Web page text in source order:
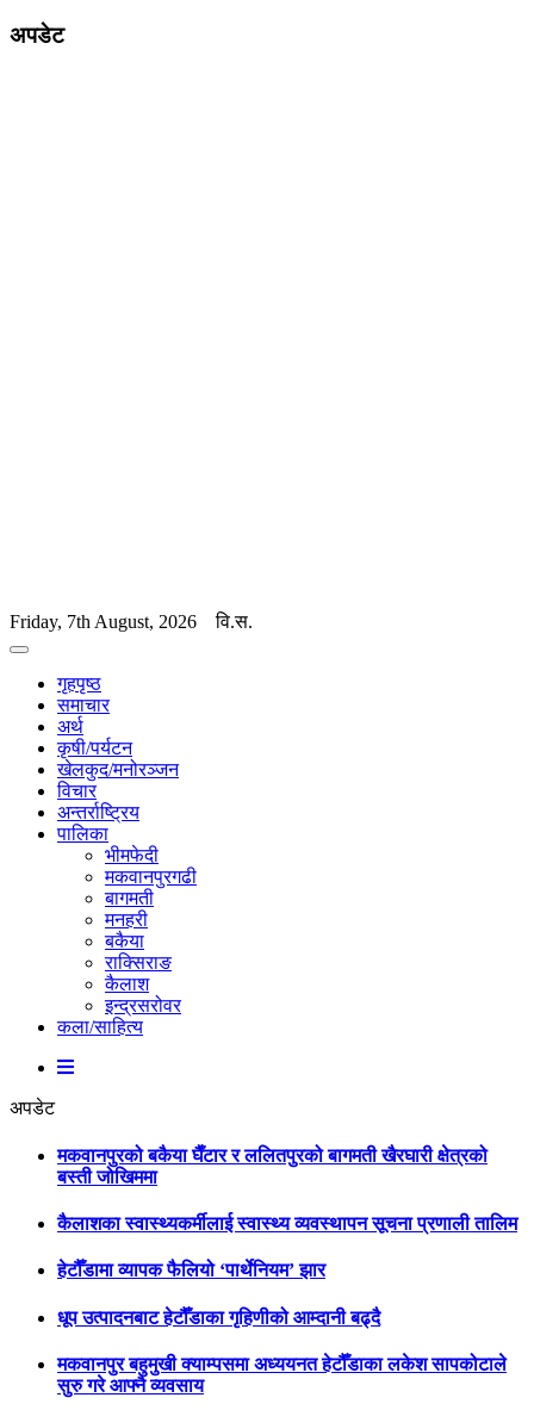
अपडेट
Friday, 7th August, 2026 वि.स.
गृहपृष्ठ
समाचार
अर्थ
कृषी/पर्यटन
खेलकुद/मनोरञ्जन
विचार
अन्तर्राष्ट्रिय
पालिका
भीमफेदी
मकवानपुरगढी
बागमती
मनहरी
बकैया
राक्सिराङ
कैलाश
इन्द्रसरोवर
कला/साहित्य
अपडेट
मकवानपुरको बकैया घैँटार र ललितपुरको बागमती खैरघारी क्षेत्रको
बस्ती जोखिममा
कैलाशका स्वास्थ्यकर्मीलाई स्वास्थ्य व्यवस्थापन सूचना प्रणाली तालिम
हेटौँडामा व्यापक फैलियो ‘पार्थेनियम’ झार
धूप उत्पादनबाट हेटौँडाका गृहिणीको आम्दानी बढ्दै
मकवानपुर बहुमुखी क्याम्पसमा अध्ययनत हेटौँडाका लकेश सापकोटाले
सुरु गरे आफ्नै व्यवसाय